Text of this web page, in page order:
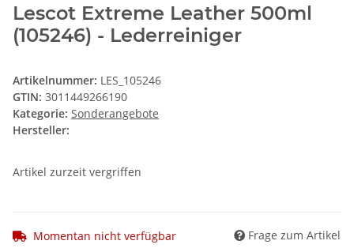
Lescot Extreme Leather 500ml
(105246) - Lederreiniger
Artikelnummer: LES_105246
GTIN: 3011449266190
Kategorie: Sonderangebote
Hersteller:
Artikel zurzeit vergriffen
Momentan nicht verfügbar Frage zum Artikel